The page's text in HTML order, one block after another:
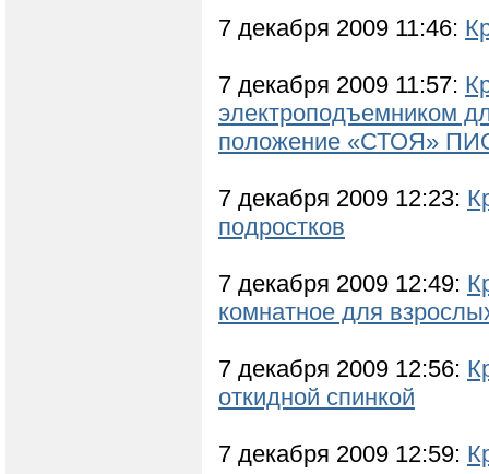
7 декабря 2009 11:46:
7 декабря 2009 11:57:
электроподъемником
положение «СТОЯ»
7 декабря 2009 12:23:
подростков
7 декабря 2009 12:49:
комнатное для
7 декабря 2009 12:56:
откидной спинкой
7 декабря 2009 12:59: